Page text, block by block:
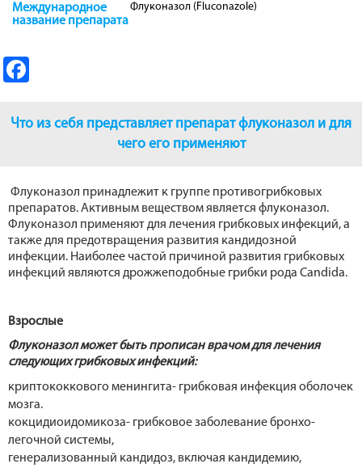
Международное
название препарата
Флуконазол (Fluconazole)
b
k
Что из себя представляет препарат флуконазол и для
чего его применяют
Флуконазол принадлежит к группе противогрибковых
препаратов. Активным веществом является флуконазол.
Флуконазол применяют для лечения грибковых инфекций, а
также для предотвращения развития кандидозной
инфекции. Наиболее частой причиной развития грибковых
инфекций являются дрожжеподобные грибки рода Candida.
Взрослые
Флуконазол может быть прописан врачом для лечения
следующих грибковых инфекций:
криптококкового менингита- грибковая инфекция оболочек
мозга.
кокцидиоидомикоза- грибковое заболевание бронхо-
легочной системы,
генерализованный кандидоз, включая кандидемию,